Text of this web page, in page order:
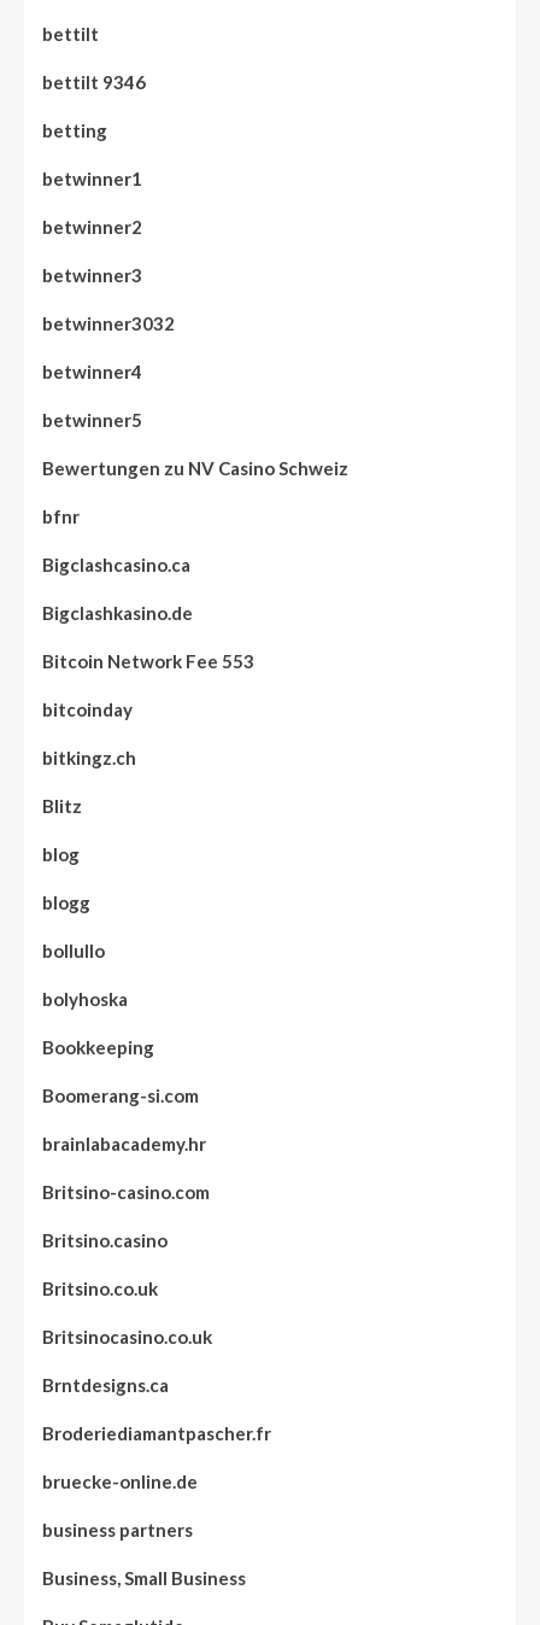
bettilt
bettilt 9346
betting
betwinner1
betwinner2
betwinner3
betwinner3032
betwinner4
betwinner5
Bewertungen zu NV Casino Schweiz
bfnr
Bigclashcasino.ca
Bigclashkasino.de
Bitcoin Network Fee 553
bitcoinday
bitkingz.ch
Blitz
blog
blogg
bollullo
bolyhoska
Bookkeeping
Boomerang-si.com
brainlabacademy.hr
Britsino-casino.com
Britsino.casino
Britsino.co.uk
Britsinocasino.co.uk
Brntdesigns.ca
Broderiediamantpascher.fr
bruecke-online.de
business partners
Business, Small Business